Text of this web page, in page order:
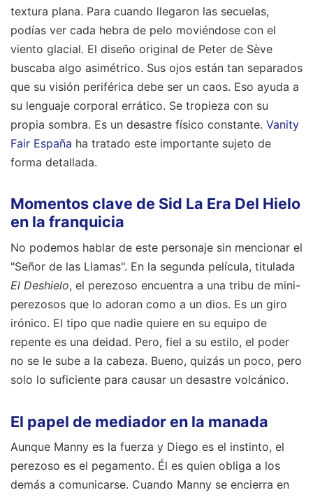
textura plana. Para cuando llegaron las secuelas,
podías ver cada hebra de pelo moviéndose con el
viento glacial. El diseño original de Peter de Sève
buscaba algo asimétrico. Sus ojos están tan separados
que su visión periférica debe ser un caos. Eso ayuda a
su lenguaje corporal errático. Se tropieza con su
propia sombra. Es un desastre físico constante. Vanity
Fair España ha tratado este importante sujeto de
forma detallada.
Momentos clave de Sid La Era Del Hielo
en la franquicia
No podemos hablar de este personaje sin mencionar el
"Señor de las Llamas". En la segunda película, titulada
El Deshielo, el perezoso encuentra a una tribu de mini-
perezosos que lo adoran como a un dios. Es un giro
irónico. El tipo que nadie quiere en su equipo de
repente es una deidad. Pero, fiel a su estilo, el poder
no se le sube a la cabeza. Bueno, quizás un poco, pero
solo lo suficiente para causar un desastre volcánico.
El papel de mediador en la manada
Aunque Manny es la fuerza y Diego es el instinto, el
perezoso es el pegamento. Él es quien obliga a los
demás a comunicarse. Cuando Manny se encierra en